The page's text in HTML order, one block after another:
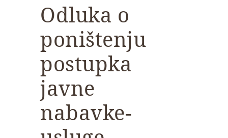
Odluka o
poništenju
postupka
javne
nabavke-